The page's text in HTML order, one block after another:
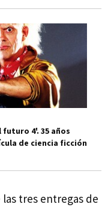
4'. 35 años
de ciencia ficción
tres entregas de